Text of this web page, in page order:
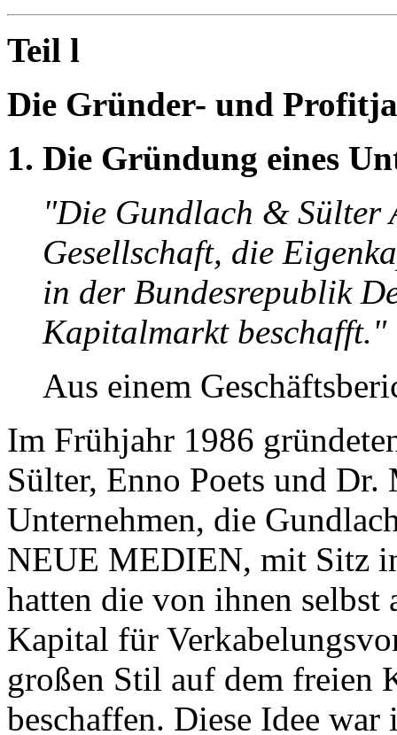
Teil l
Die Gründer- und
1. Die Gründung eines
"Die Gundlach & Sülter
Gesellschaft, die
in der Bundesrepublik
Kapitalmarkt beschafft."
Aus einem
Im Frühjahr 1986
Sülter, Enno Poets und Dr.
Unternehmen, die
NEUE MEDIEN, mit Sitz
hatten die von ihnen selbst
Kapital für
großen Stil auf dem freien
beschaffen. Diese Idee